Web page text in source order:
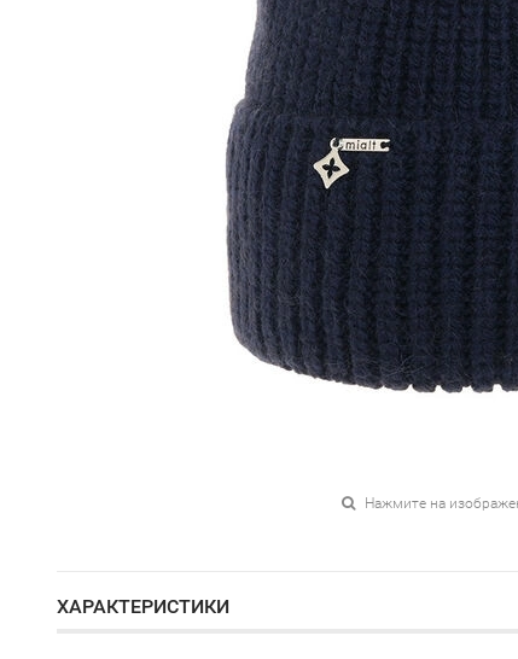
Нажмите на
ХАРАКТЕРИСТИКИ